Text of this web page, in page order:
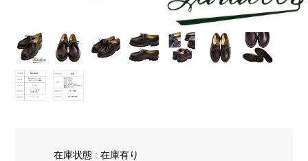
在庫状態 : 在庫有り